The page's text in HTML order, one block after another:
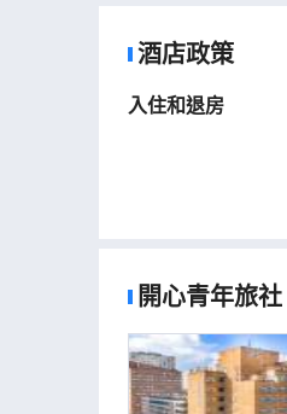
酒店政策
入住和退房
開心青年旅社